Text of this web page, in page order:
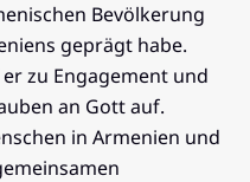
Bevölkerung
geprägt habe.
zu Engagement und
an Gott auf.
in Armenien und